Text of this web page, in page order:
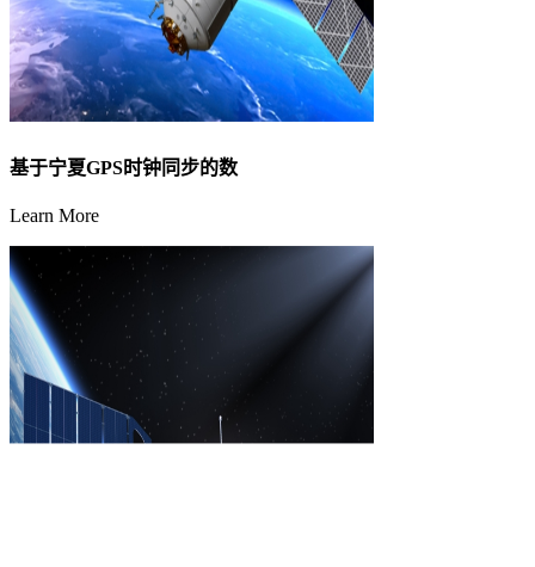
基于宁夏GPS时钟同步的数
Learn More